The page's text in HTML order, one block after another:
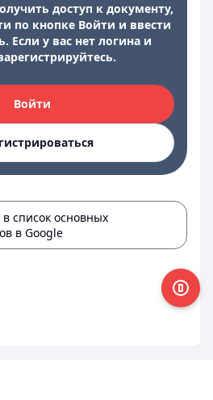
доступ к документу,
по кнопке Войти и ввести
Если у вас нет логина и
Войти
список основных
в Google